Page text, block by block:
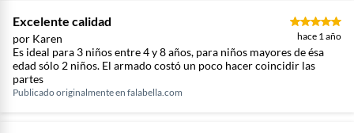
Excelente calidad
por Karen hace 1 año
Es ideal para 3 niños entre 4 y 8 años, para niños mayores de ésa
edad sólo 2 niños. El armado costó un poco hacer coincidir las
partes
Publicado originalmente en falabella.com